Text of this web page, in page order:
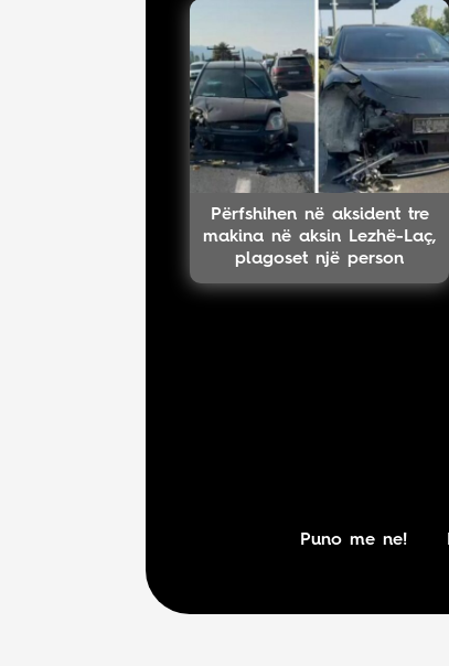
Përfshihen në aksident tre
makina në aksin Lezhë-Laç,
plagoset një person
Puno me ne!